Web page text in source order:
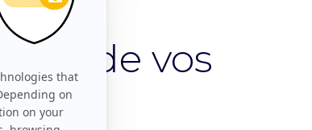
de vos